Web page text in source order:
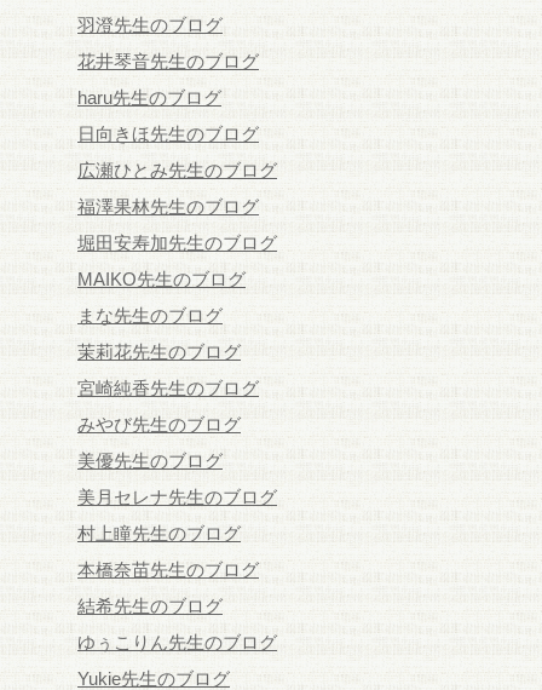
羽澄先生のブログ
花井琴音先生のブログ
haru先生のブログ
日向きほ先生のブログ
広瀬ひとみ先生のブログ
福澤果林先生のブログ
堀田安寿加先生のブログ
MAIKO先生のブログ
まな先生のブログ
茉莉花先生のブログ
宮崎純香先生のブログ
みやび先生のブログ
美優先生のブログ
美月セレナ先生のブログ
村上瞳先生のブログ
本橋奈苗先生のブログ
結希先生のブログ
ゆぅこりん先生のブログ
Yukie先生のブログ